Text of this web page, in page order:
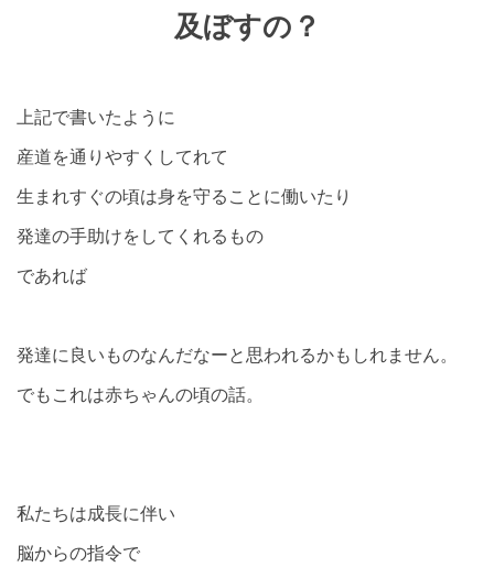
及ぼすの？
上記で書いたように
産道を通りやすくしてれて
生まれすぐの頃は身を守ることに働いたり
発達の手助けをしてくれるもの
であれば
発達に良いものなんだなーと思われるかもしれません。
でもこれは赤ちゃんの頃の話。
私たちは成長に伴い
脳からの指令で